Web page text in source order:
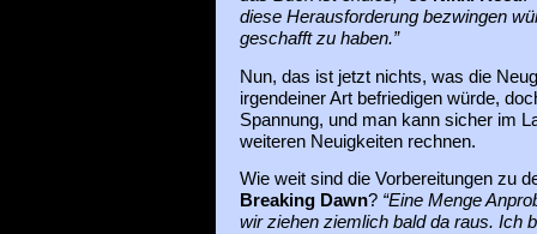
diese Herausforderung bezwingen
geschafft zu haben.”
Nun, das ist jetzt nichts, was die
irgendeiner Art befriedigen würde,
Spannung, und man kann sicher im
weiteren Neuigkeiten rechnen.
Wie weit sind die Vorbereitungen zu
Breaking Dawn? “Eine Menge
wir ziehen ziemlich bald da raus. Ich